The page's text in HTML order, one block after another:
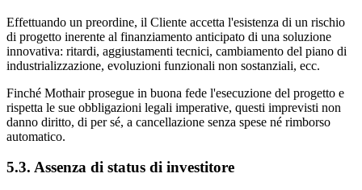
Effettuando un preordine, il Cliente accetta l'esistenza di un rischio
di progetto inerente al finanziamento anticipato di una soluzione
innovativa: ritardi, aggiustamenti tecnici, cambiamento del piano di
industrializzazione, evoluzioni funzionali non sostanziali, ecc.
Finché Mothair prosegue in buona fede l'esecuzione del progetto e
rispetta le sue obbligazioni legali imperative, questi imprevisti non
danno diritto, di per sé, a cancellazione senza spese né rimborso
automatico.
5.3. Assenza di status di investitore